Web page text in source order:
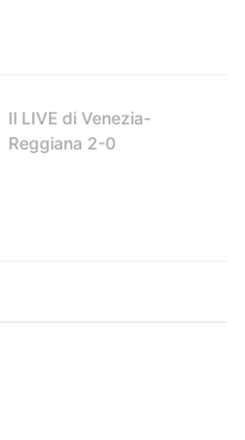
Il LIVE di Venezia-
Reggiana 2-0